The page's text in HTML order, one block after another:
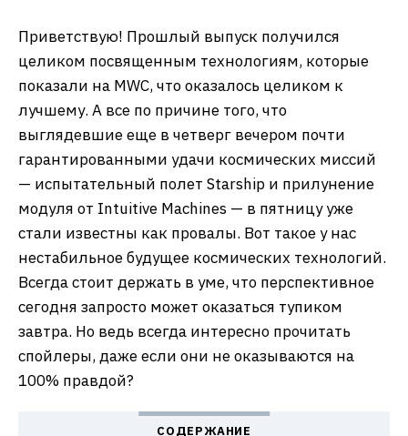
Приветствую! Прошлый выпуск получился
целиком посвященным технологиям, которые
показали на MWC, что оказалось целиком к
лучшему. А все по причине того, что
выглядевшие еще в четверг вечером почти
гарантированными удачи космических миссий
— испытательный полет Starship и прилунение
модуля от Intuitive Machines — в пятницу уже
стали известны как провалы. Вот такое у нас
нестабильное будущее космических технологий.
Всегда стоит держать в уме, что перспективное
сегодня запросто может оказаться тупиком
завтра. Но ведь всегда интересно прочитать
спойлеры, даже если они не оказываются на
100% правдой?